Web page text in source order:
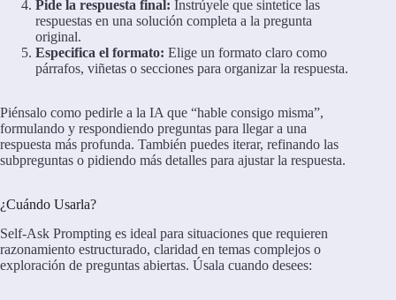
Pide la respuesta final: Instrúyele que sintetice las
respuestas en una solución completa a la pregunta
original.
Especifica el formato: Elige un formato claro como
párrafos, viñetas o secciones para organizar la respuesta.
Piénsalo como pedirle a la IA que “hable consigo misma”,
formulando y respondiendo preguntas para llegar a una
respuesta más profunda. También puedes iterar, refinando las
subpreguntas o pidiendo más detalles para ajustar la respuesta.
¿Cuándo Usarla?
Self-Ask Prompting es ideal para situaciones que requieren
razonamiento estructurado, claridad en temas complejos o
exploración de preguntas abiertas. Úsala cuando desees: